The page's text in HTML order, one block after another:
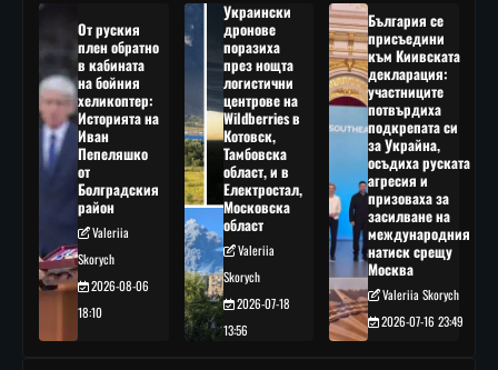
От руския
плен обратно
в кабината
на бойния
хеликоптер:
Историята на
Иван
Пепеляшко
от
Болградския
район
Valeriia
Skorych
2026-08-06
18:10
Украински
дронове
поразиха
през нощта
логистични
центрове на
Wildberries в
Котовск,
Тамбовска
област, и в
Електростал,
Московска
област
Valeriia
Skorych
2026-07-18
13:56
България се
присъедини
към Киивската
декларация:
участниците
потвърдиха
подкрепата си
за Украйна,
осъдиха руската
агресия и
призоваха за
засилване на
международния
натиск срещу
Москва
Valeriia Skorych
2026-07-16 23:49